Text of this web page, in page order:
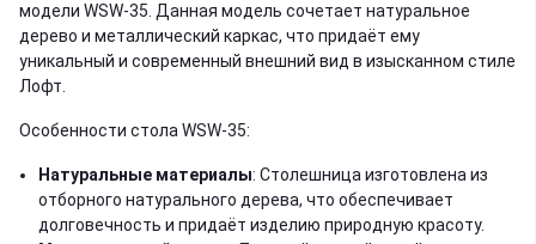
модели WSW-35. Данная модель сочетает натуральное
дерево и металлический каркас, что придаёт ему
уникальный и современный внешний вид в изысканном стиле
Лофт.
Особенности стола WSW-35:
Натуральные материалы: Столешница изготовлена из
отборного натурального дерева, что обеспечивает
долговечность и придаёт изделию природную красоту.